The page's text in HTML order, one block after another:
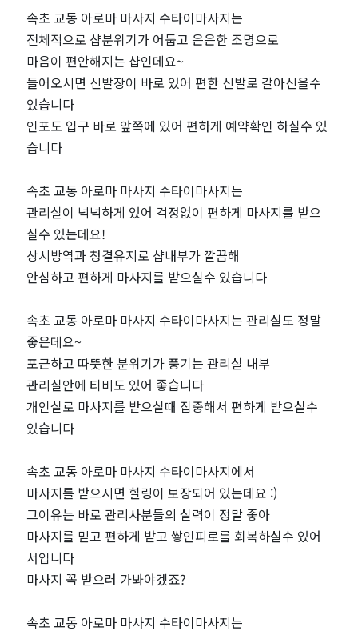
마
사
지"｜
근
처
인
기
마
사
지
샵
추
천
｜
마
속초 교동 아로마 마사지 수타이마사지는
전체적으로 샵분위기가 어둡고 은은한 조명으로
마음이 편안해지는 샵인데요~
들어오시면 신발장이 바로 있어 편한 신발로 갈아신을수
있습니다
인포도 입구 바로 앞쪽에 있어 편하게 예약확인 하실수 있
습니다
속초 교동 아로마 마사지 수타이마사지는
관리실이 넉넉하게 있어 걱정없이 편하게 마사지를 받으
실수 있는데요!
상시방역과 청결유지로 샵내부가 깔끔해
안심하고 편하게 마사지를 받으실수 있습니다
속초 교동 아로마 마사지 수타이마사지는 관리실도 정말
좋은데요~
포근하고 따뜻한 분위기가 풍기는 관리실 내부
관리실안에 티비도 있어 좋습니다
개인실로 마사지를 받으실때 집중해서 편하게 받으실수
있습니다
속초 교동 아로마 마사지 수타이마사지에서
마사지를 받으시면 힐링이 보장되어 있는데요 :)
그이유는 바로 관리사분들의 실력이 정말 좋아
마사지를 믿고 편하게 받고 쌓인피로를 회복하실수 있어
서입니다
마사지 꼭 받으러 가봐야겠죠?
속초 교동 아로마 마사지 수타이마사지는